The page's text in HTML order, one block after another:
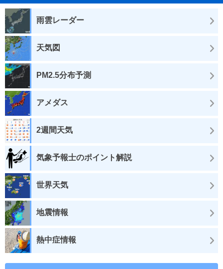
雨雲レーダー
天気図
PM2.5分布予測
アメダス
2週間天気
気象予報士のポイント解説
世界天気
地震情報
熱中症情報